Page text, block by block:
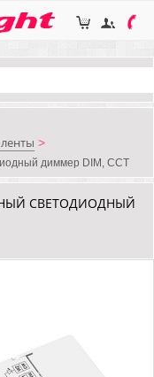
>
диммер DIM, CCT
СВЕТОДИОДНЫЙ